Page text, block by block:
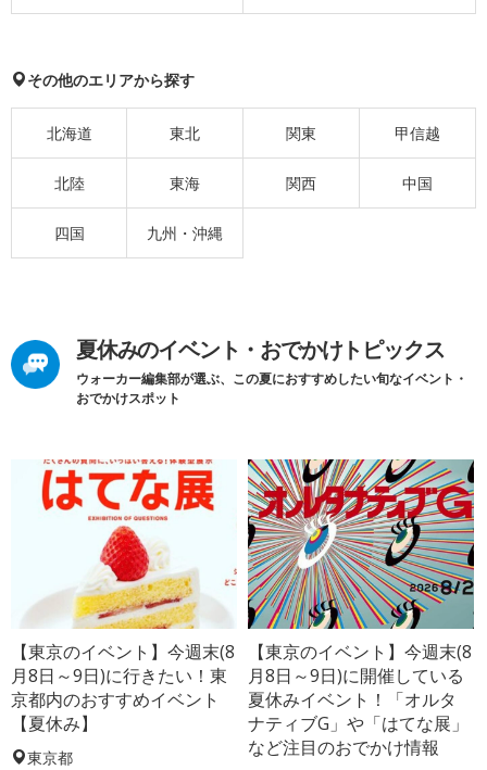
その他のエリアから探す
北海道 東北 関東 甲信越
北陸 東海 関西 中国
四国 九州・沖縄
夏休みのイベント・おでかけトピックス
ウォーカー編集部が選ぶ、この夏におすすめしたい旬なイベント・
おでかけスポット
【東京のイベント】今週末(8
月8日～9日)に行きたい！東
京都内のおすすめイベント
【夏休み】
東京都
【東京のイベント】今週末(8
月8日～9日)に開催している
夏休みイベント！「オルタ
ナティブG」や「はてな展」
など注目のおでかけ情報